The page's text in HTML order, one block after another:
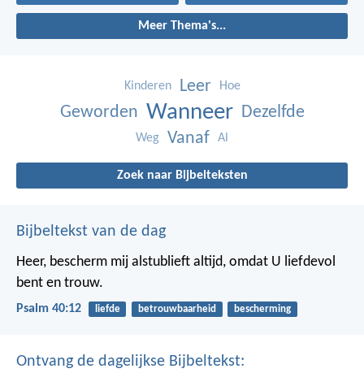
Meer Thema's...
Kinderen Leer Hoe
Geworden Wanneer Dezelfde
Weg Vanaf Al
Zoek naar Bijbelteksten
Bijbeltekst van de dag
Heer, bescherm mij alstublieft altijd, omdat U liefdevol
bent en trouw.
Psalm 40:12 liefde betrouwbaarheid bescherming
Ontvang de dagelijkse Bijbeltekst: